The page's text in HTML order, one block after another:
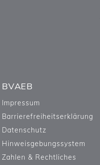
BVAEB
Impressum
Barrierefreiheitserklärung
Datenschutz
Hinweisgebungssystem
Zahlen & Rechtliches